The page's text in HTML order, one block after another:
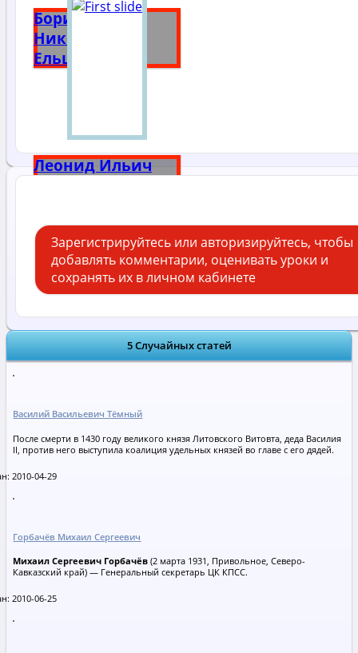
Борис
Николаевич
Ельцин
Леонид Ильич
Зарегистрируйтесь или авторизируйтесь, чтобы
добавлять комментарии, оценивать уроки и
сохранять их в личном кабинете
5 Случайных статей
Василий Васильевич Тёмный
После смерти в 1430 году великого князя Литовского Витовта, деда Василия
II, против него выступила коалиция удельных князей во главе с его дядей.
2010-04-29
Горбачёв Михаил Сергеевич
Михаил Сергеевич Горбачёв (2 марта 1931, Привольное, Северо-
Кавказский край) — Генеральный секретарь ЦК КПСС.
2010-06-25